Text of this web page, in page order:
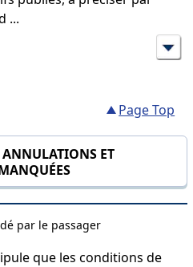
...
Page Top
ET
par le passager
que les conditions de